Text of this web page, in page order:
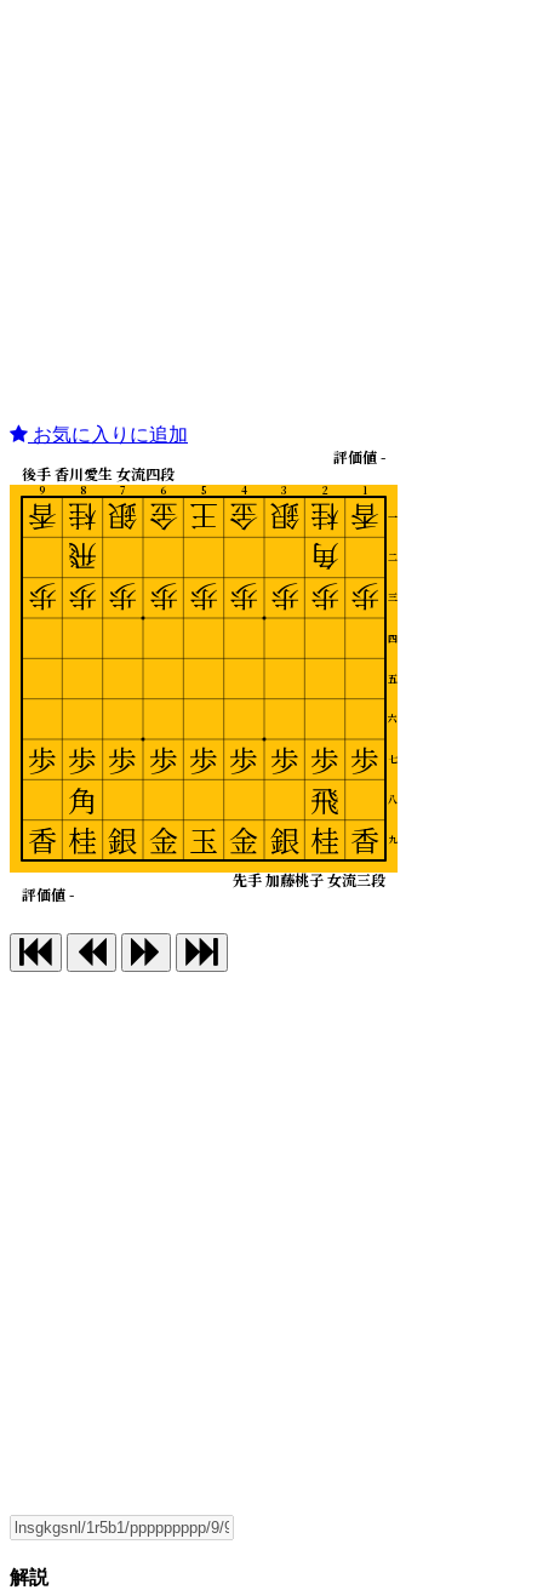
お気に入りに追加
1
2
3
4
5
6
7
8
9
一
二
三
四
五
六
七
八
九
先手 加藤桃子 女流三段
後手 香川愛生 女流四段
評価値 -
評価値 -
香
歩
歩
香
桂
角
歩
歩
飛
桂
銀
歩
歩
銀
金
歩
歩
金
王
歩
歩
玉
金
歩
歩
金
銀
歩
歩
銀
桂
飛
歩
歩
角
桂
香
歩
歩
香
解説